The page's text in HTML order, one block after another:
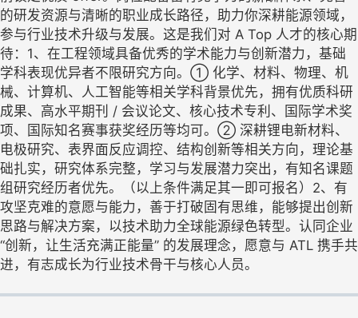
的研发资源与清晰的职业成长路径，助力你深耕能源领域，
参与行业技术升级与发展。这是我们对 A Top 人才的核心期
待：1、在工程领域具备优秀的学术能力与创新潜力，基础
学科表现优异者不限研究方向。① 化学、材料、物理、机
械、计算机、人工智能等相关学科背景优先，拥有优质科研
成果、高水平期刊 / 会议论文、核心技术专利、国际学术奖
项、国际知名赛事获奖经历等均可。② 深耕锂电新材料、
电极研究、表界面反应调控、结构创新等相关方向，理论基
础扎实，研究体系完整，学习与发展潜力突出，有知名课题
组研究经历者优先。（以上条件满足其一即可报名）2、有
攻坚克难的意愿与能力，善于打破固有思维，能够提出创新
思路与解决方案，以技术助力全球能源绿色转型。认同企业
“创新，让生活充满正能量” 的发展理念，愿意与 ATL 携手共
进，有志成长为行业技术骨干与核心人员。